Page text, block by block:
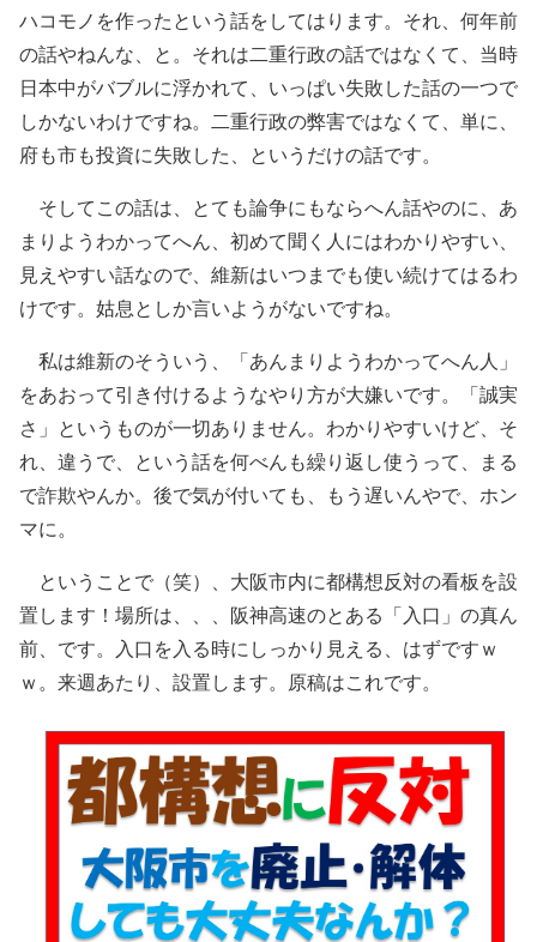
ハコモノを作ったという話をしてはります。それ、何年前
の話やねんな、と。それは二重行政の話ではなくて、当時
日本中がバブルに浮かれて、いっぱい失敗した話の一つで
しかないわけですね。二重行政の弊害ではなくて、単に、
府も市も投資に失敗した、というだけの話です。
そしてこの話は、とても論争にもならへん話やのに、あ
まりようわかってへん、初めて聞く人にはわかりやすい、
見えやすい話なので、維新はいつまでも使い続けてはるわ
けです。姑息としか言いようがないですね。
私は維新のそういう、「あんまりようわかってへん人」
をあおって引き付けるようなやり方が大嫌いです。「誠実
さ」というものが一切ありません。わかりやすいけど、そ
れ、違うで、という話を何べんも繰り返し使うって、まる
で詐欺やんか。後で気が付いても、もう遅いんやで、ホン
マに。
ということで（笑）、大阪市内に都構想反対の看板を設
置します！場所は、、、阪神高速のとある「入口」の真ん
前、です。入口を入る時にしっかり見える、はずですｗ
ｗ。来週あたり、設置します。原稿はこれです。